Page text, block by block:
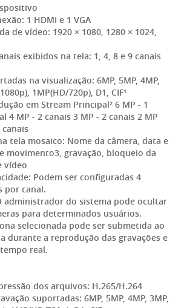
1 HDMI e 1 VGA
de vídeo: 1920 × 1080, 1280 × 1024,
exibidos na tela: 1, 4, 8 e 9 canais
na visualização: 6MP, 5MP, 4MP,
1MP(HD/720p), D1, CIF¹
em Stream Principal² 6 MP - 1
4 MP - 2 canais 3 MP - 2 canais 2 MP
canais
tela mosaico: Nome da câmera, data e
movimento3, gravação, bloqueio da
vídeo
Podem ser configuradas 4
por canal.
administrador do sistema pode ocultar
para determinados usuários.
selecionada pode ser submetida ao
durante a reprodução das gravações e
real.
dos arquivos: H.265/H.264
suportadas: 6MP, 5MP, 4MP, 3MP,